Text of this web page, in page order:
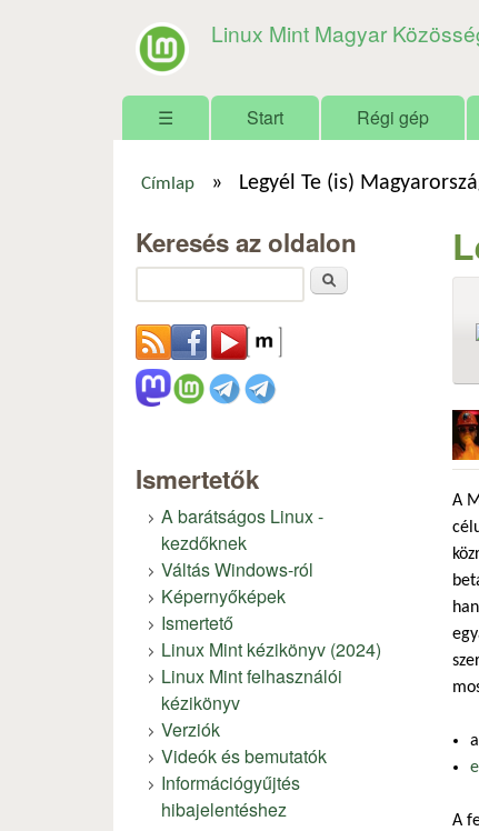
Linux Mint Magyar
Főmenü
☰ Start Régi gép
Címlap » Legyél Te (is)
A
A
Keresés az oldalon
Ismertetők
A barátságos Linux -
kezdőknek
Váltás Windows-ról
Képernyőképek
Ismertető
Linux Mint kézikönyv (2024)
Linux Mint felhasználói
kézikönyv
Verziók
Videók és bemutatók
Információgyűjtés
hibajelentéshez